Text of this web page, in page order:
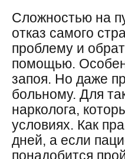
Сложностью на
отказ самого
проблему и
помощью.
запоя. Но даже
больному. Для
нарколога,
условиях. Как
дней, а если
понадобится